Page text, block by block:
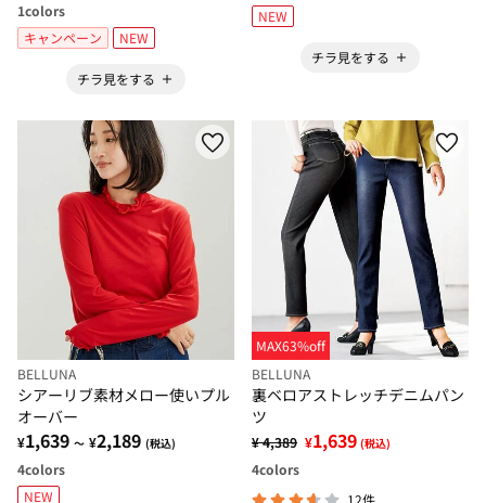
1colors
キャンペーン
NEW
チラ見をする
NEW
チラ見をする
BELLUNA
シアーリブ素材メロー使いプル
オーバー
¥1,639 ～ ¥2,189 (税込)
4colors
NEW
MAX63%off
BELLUNA
裏ベロアストレッチデニムパン
ツ
¥ 4,389 ¥1,639 (税込)
4colors